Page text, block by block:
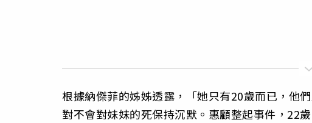
根據納傑菲的姊姊透露，「她只有20歲而已，他
對不會對妹妹的死保持沉默。惠顧整起事件，22